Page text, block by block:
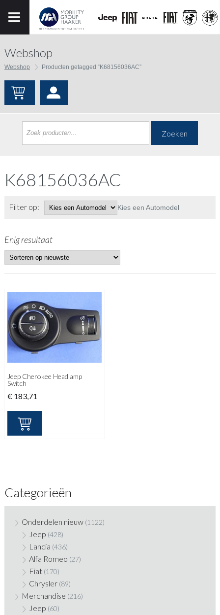
Webshop
Webshop Producten getagged “K68156036AC”
Zoeken
K68156036AC
Filter op: Kies een Automodel
Enig resultaat
Jeep Cherokee Headlamp
Switch
€ 183,71
Categorieën
Onderdelen nieuw (1122)
Jeep (428)
Lancia (436)
Alfa Romeo (27)
Fiat (170)
Chrysler (89)
Merchandise (216)
Jeep (60)